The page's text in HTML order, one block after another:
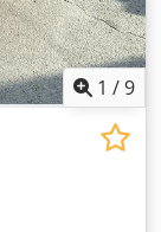
1 /9